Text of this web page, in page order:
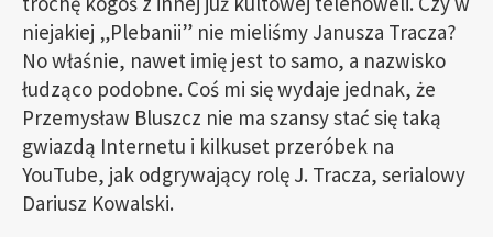
niejakiej „Plebanii” nie mieliśmy Janusza Tracza?
No właśnie, nawet imię jest to samo, a nazwisko
łudząco podobne. Coś mi się wydaje jednak, że
Przemysław Bluszcz nie ma szansy stać się taką
gwiazdą Internetu i kilkuset przeróbek na
YouTube, jak odgrywający rolę J. Tracza, serialowy
Dariusz Kowalski.